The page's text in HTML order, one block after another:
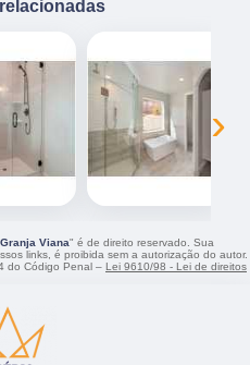
›
Viana" é de direito reservado. Sua
links, é proibida sem a autorização do autor.
do Código Penal – Lei 9610/98 - Lei de direitos